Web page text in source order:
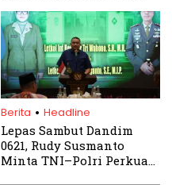
Berita . Headline
Lepas Sambut Dandim
0621, Rudy Susmanto
Minta TNI–Polri Perkuat